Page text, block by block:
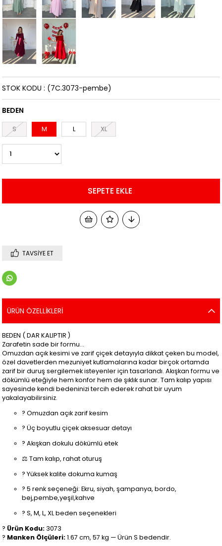
(7C.3073-pembe)
STOK KODU
BEDEN
S M L XL
TAVSIYE ET
ÜRÜN ÖZELLIKLERI
BEDEN ( DAR KALIPTIR )
Zarafetin sade bir formu…
Omuzdan açık kesimi ve zarif çiçek detayıyla dikkat çeken bu model,
özel davetlerden mezuniyet kutlamalarına kadar birçok ortamda
zarif bir duruş sergilemek isteyenler için tasarlandı. Akışkan formu ve
dökümlü eteğiyle hem konfor hem de şıklık sunar. Tam kalıp yapısı
sayesinde kendi bedeninizi tercih ederek rahat bir uyum
yakalayabilirsiniz.
? Omuzdan açık zarif kesim
? Üç boyutlu çiçek aksesuar detayı
? Akışkan dokulu dökümlü etek
⚖️ Tam kalıp, rahat oturuş
? Yüksek kalite dokuma kumaş
? 5 renk seçeneği: Ekru, siyah, şampanya, bordo,
bej,pembe,yeşil,kahve
? S, M, L, XL beden seçenekleri
? Ürün Kodu: 3073
? Manken Ölçüleri:1.67 cm, 57 kg — Ürün S bedendir.